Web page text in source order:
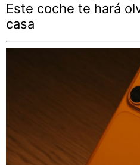
Este coche te hará
casa